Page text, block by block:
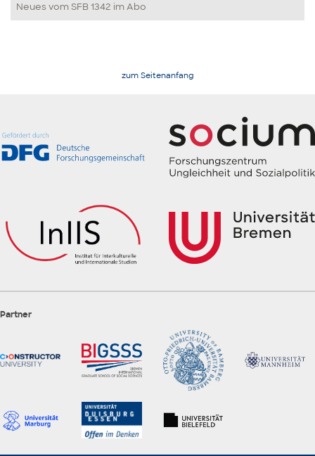
Neues vom SFB 1342 im Abo
zum Seitenanfang
Partner